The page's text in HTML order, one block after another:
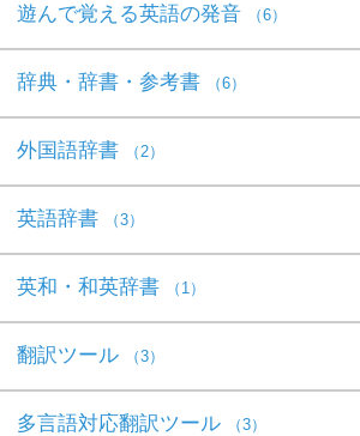
遊んで覚える英語の発音 （6）
辞典・辞書・参考書 （6）
外国語辞書 （2）
英語辞書 （3）
英和・和英辞書 （1）
翻訳ツール （3）
多言語対応翻訳ツール （3）